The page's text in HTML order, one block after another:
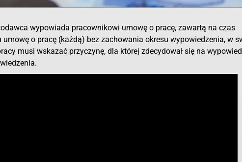
wypowiada pracownikowi umowę o pracę, zawartą na czas
o pracę (każdą) bez zachowania okresu wypowiedzenia, w
musi wskazać przyczynę, dla której zdecydował się na